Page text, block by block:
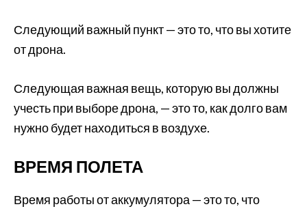
Следующий важный пункт — это то, что вы хотите
от дрона.
Следующая важная вещь, которую вы должны
учесть при выборе дрона, — это то, как долго вам
нужно будет находиться в воздухе.
ВРЕМЯ ПОЛЕТА
Время работы от аккумулятора — это то, что